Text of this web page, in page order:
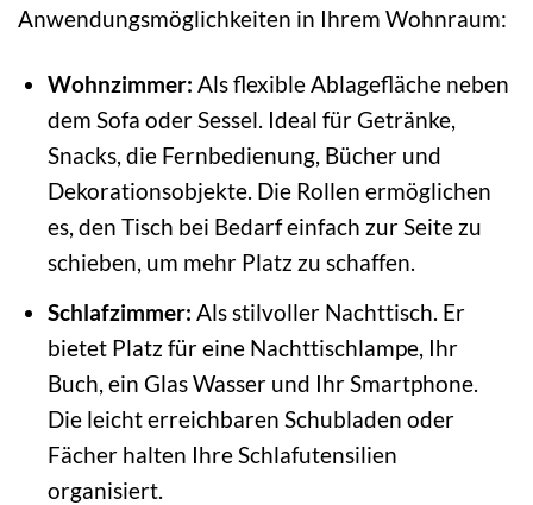
Anwendungsmöglichkeiten in Ihrem Wohnraum:
Wohnzimmer: Als flexible Ablagefläche neben
dem Sofa oder Sessel. Ideal für Getränke,
Snacks, die Fernbedienung, Bücher und
Dekorationsobjekte. Die Rollen ermöglichen
es, den Tisch bei Bedarf einfach zur Seite zu
schieben, um mehr Platz zu schaffen.
Schlafzimmer: Als stilvoller Nachttisch. Er
bietet Platz für eine Nachttischlampe, Ihr
Buch, ein Glas Wasser und Ihr Smartphone.
Die leicht erreichbaren Schubladen oder
Fächer halten Ihre Schlafutensilien
organisiert.